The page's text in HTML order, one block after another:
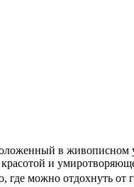
и
где можно отдохнуть от